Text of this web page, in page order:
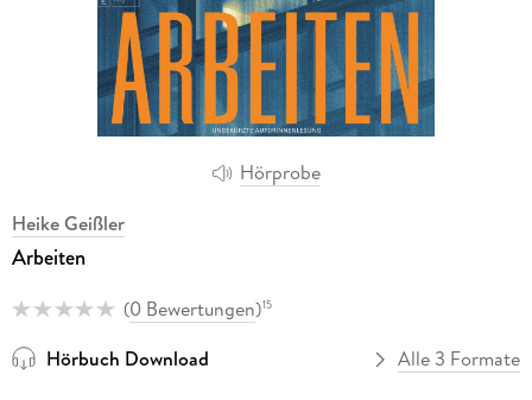
Hörprobe
Heike Geißler
Arbeiten
(0 Bewertungen)15
Hörbuch Download Alle 3 Formate